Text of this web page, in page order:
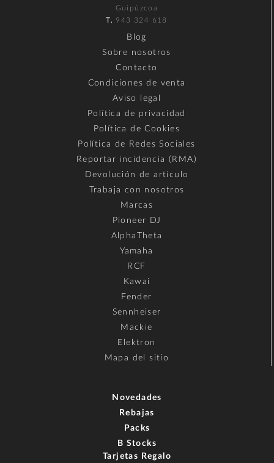
Guipúzcoa
T. 943 324 618
Blog
Sobre nosotros
Contacto
Condiciones de venta
Aviso legal
Política de privacidad
Política de Cookies
Política de Redes Sociales
Reportar incidencia (RMA)
Devolución de artículo
Trabaja con nosotros
Marcas
Pioneer DJ
AlphaTheta
Yamaha
RCF
Kawai
Fender
Sennheiser
Mackie
Elektron
Mapa del sitio
Novedades
Rebajas
Packs
B Stocks
Tarjetas Regalo